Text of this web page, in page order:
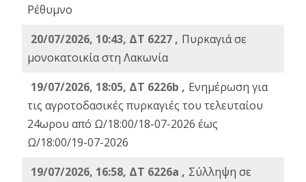
Ρέθυμνο
20/07/2026, 10:43, ΔΤ 6227 , Πυρκαγιά σε
μονοκατοικία στη Λακωνία
19/07/2026, 18:05, ΔΤ 6226b , Ενημέρωση για
τις αγροτοδασικές πυρκαγιές του τελευταίου
24ωρου από Ω/18:00/18-07-2026 έως
Ω/18:00/19-07-2026
19/07/2026, 16:58, ΔΤ 6226a , Σύλληψη σε